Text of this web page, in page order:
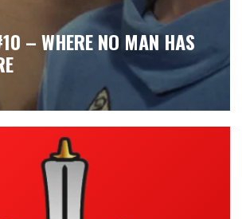
– WHERE NO MAN HAS